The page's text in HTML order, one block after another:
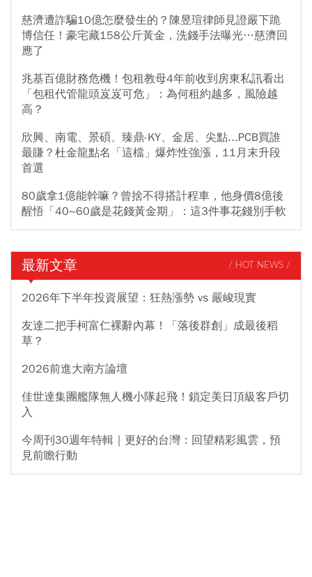
慈濟遭詐騙10億怎麼發生的？陳昱瑄律師見證嚴下跪
博信任！豪宅藏158公斤黃金，洗錢手法曝光…慈濟回
應了
兆基百億財務危機！包租教母4年前收到房東私訊看出
「包租代管龍頭岌岌可危」：為何租約越多，風險越
高？
欣興、南電、景碩、臻鼎-KY、金居、尖點...PCB買誰
最賺？杜金龍點名「這檔」爆炸性強漲，11月末升段
首選
80歲拿1億能幹嘛？曾捨不得搭計程車，他身價8億後
醒悟「40~60歲是花錢黃金期」：這3件事花錢別手軟
最新文章 / HOT NEWS /
2026年下半年投資展望：狂熱漲勢 vs 嚴峻現實
友達二把手柯富仁裸辭內幕！「落後群創」成最後稻
草？
2026前進大南方論壇
佳世達集團艦隊無人機小隊起飛！鎖定美日頂級客戶切
入
今周刊30週年特輯｜更好的台灣：回望精彩風雲，預
見前瞻行動